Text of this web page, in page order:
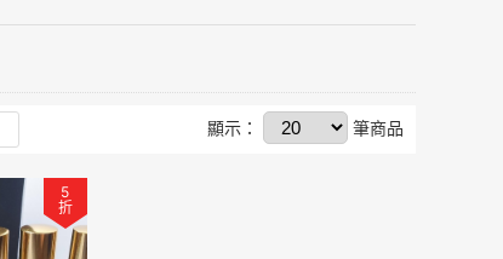
顯示： 筆商品
5
折